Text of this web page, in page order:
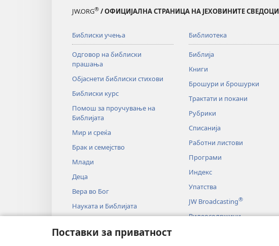
Поставки за приватност
ГИ
НЕМА
НА
МАКЕДОНСКИ
мај –
јуни
JW.ORG® / ОФИЦИЈАЛНА СТРАНИЦА НА ЈЕХОВИНИТЕ СВЕДОЦИ
Библиски учења
Одговор на библиски
прашања
Објаснети библиски стихови
Библиски курс
Помош за проучување на
Библијата
Мир и среќа
Брак и семејство
Млади
Деца
Вера во Бог
Науката и Библијата
Библиотека
Библија
Книги
Брошури и брошурки
Трактати и покани
Рубрики
Списанија
Работни листови
Програми
Индекс
Упатства
JW Broadcasting®
Видеосодржини